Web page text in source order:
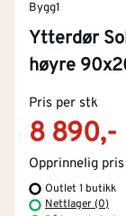
Bygg1
Ytterdør
høyre
Pris per stk
8 890,-
Opprinnelig pris
Outlet 1 butikk
Nettlager (0)
Betaling
Kontakt oss
Tjenester
Montér
Om Montér
Prismatch